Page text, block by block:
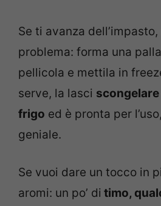
Se ti avanza dell’impasto,
problema: forma una
pellicola e mettila in
serve, la lasci
frigo ed è pronta per
geniale.
Se vuoi dare un tocco in
aromi: un po’ di timo,